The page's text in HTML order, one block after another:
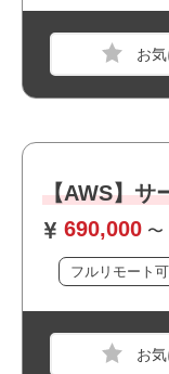
【AWS】サ
690,000 〜
フルリモート可
下記内容につい
・バックエンド
・フロントエン
・システムの運
・PHP または
方のご経験がある
・Typescriptの開
・React(Next.js):
職種
サーバー
業界
ECサイ